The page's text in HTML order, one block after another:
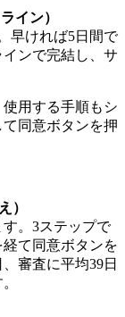
イン）
早ければ5日間で
ンで完結し、サ
使用する手順もシ
同意ボタンを押
）
。3ステップで
て同意ボタンを
審査に平均39日